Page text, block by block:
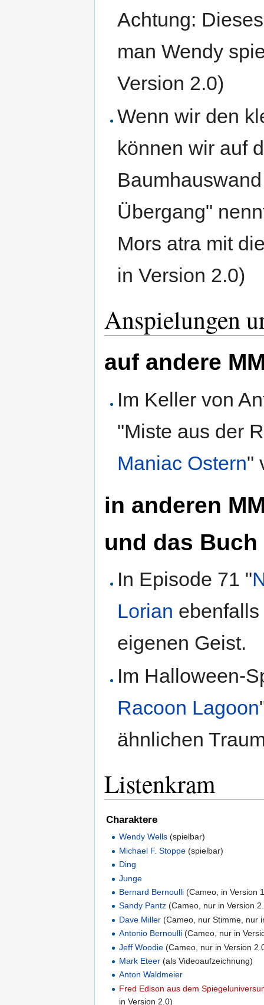
Achtung:
man Wendy
Version 2.0)
Wenn wir den
können wir auf
Übergang"
Mors atra mit
in Version 2.0)
Anspielungen
auf andere
Im Keller von
"Miste aus der
Maniac Ostern"
in anderen
und das
In Episode 71 "
Lorian
eigenen Geist.
Im Halloween-
Racoon Lagoon
ähnlichen
Listenkram
Charaktere
Wendy Wells (spielbar)
Michael F. Stoppe (spielbar)
Ding
Junge
Bernard Bernoulli (Cameo, in Version
Sandy Pantz (Cameo, nur in Version
Dave Miller (Cameo, nur Stimme, nur
Antonio Bernoulli (Cameo, nur in
Jeff Woodie (Cameo, nur in Version
Mark Eteer (als Videoaufzeichnung)
Anton Waldmeier
Fred Edison aus dem
in Version 2.0)